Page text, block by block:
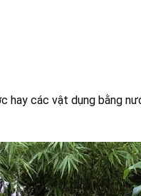
hay các vật dụng bằng